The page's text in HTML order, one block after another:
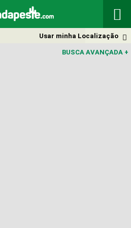


Usar minha Localização
BUSCA AVANÇADA +